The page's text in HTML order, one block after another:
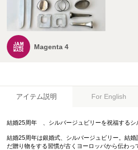
Magenta 4
アイテム説明 For English
結婚25周年 、シルバージュビリーを祝福するシ
結婚25周年は銀婚式、シルバージュビリー。結
だ贈り物をする習慣が古くヨーロッパから伝わっ